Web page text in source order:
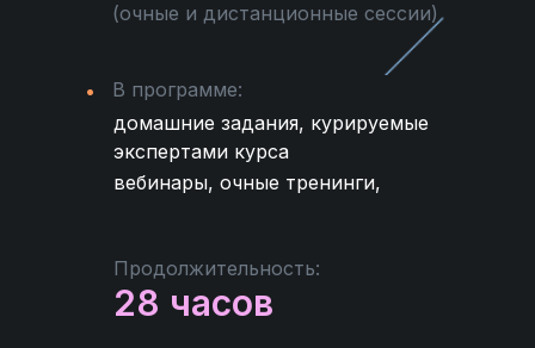
(очные и дистанционные сессии)
В программе:
домашние задания, курируемые
экспертами курса
вебинары, очные тренинги,
Продолжительность:
28 часов